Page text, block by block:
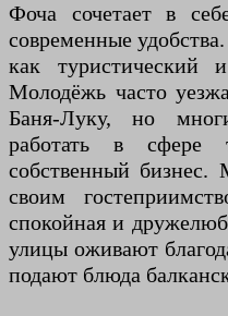
Фоча сочетает в
современные
как туристический
Молодёжь часто
Баня-Луку, но
работать в сфере
собственный бизнес.
своим
спокойная и
улицы оживают
подают блюда